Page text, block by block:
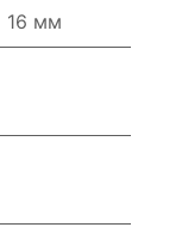
16 мм